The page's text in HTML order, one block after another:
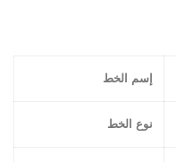
إسم الخط
نوع الخط